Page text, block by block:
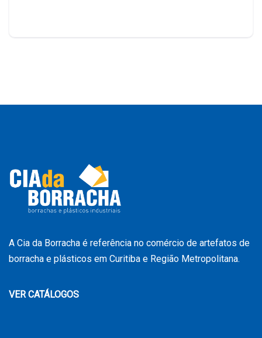
A Cia da Borracha é referência no comércio de artefatos de
borracha e plásticos em Curitiba e Região Metropolitana.
VER CATÁLOGOS